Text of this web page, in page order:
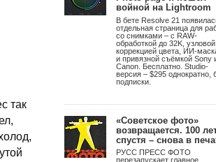
так
Подпишитесь на рассылку
Photographer.Ru
Новости 8 августа 2026